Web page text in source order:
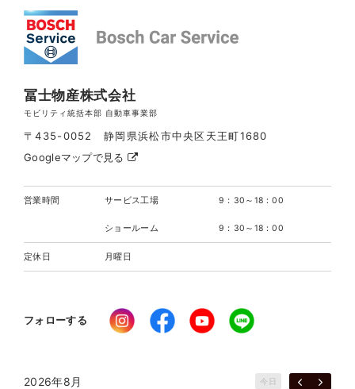
冨士物産株式会社
モビリティ統括本部 自動車事業部
〒435-0052 静岡県浜松市中央区天王町1680
Googleマップで見る
営業時間 サービス工場 9：30～18：00
ショールーム 9：30～18：00
定休日 月曜日
フォローする
2026年8月 今日